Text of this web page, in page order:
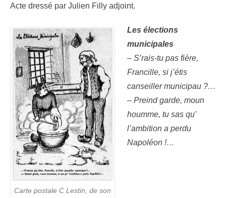
Acte dressé par Julien Filly adjoint.
Carte postale C Lestin, de son
Les élections
municipales
– S’rais-tu pas fière,
Francille, si j’étis
canseiller municipau ?…
– Preind garde, moun
houmme, tu sas qu’
l’ambition a perdu
Napoléon !…